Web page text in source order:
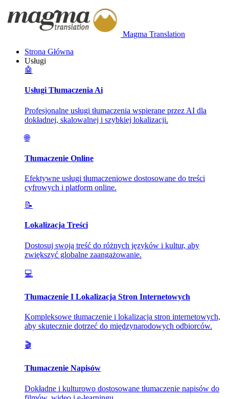
Magma Translation
Strona Główna
Usługi
🤖
Usługi Tłumaczenia Ai
Profesjonalne usługi tłumaczenia wspierane przez AI dla
dokładnej, skalowalnej i szybkiej lokalizacji.
🌐
Tłumaczenie Online
Efektywne usługi tłumaczeniowe dostosowane do treści
cyfrowych i platform online.
📝
Lokalizacja Treści
Dostosuj swoją treść do różnych języków i kultur, aby
zwiększyć globalne zaangażowanie.
💻
Tłumaczenie I Lokalizacja Stron Internetowych
Kompleksowe tłumaczenie i lokalizacja stron internetowych,
aby skutecznie dotrzeć do międzynarodowych odbiorców.
🎬
Tłumaczenie Napisów
Dokładne i kulturowo dostosowane tłumaczenie napisów do